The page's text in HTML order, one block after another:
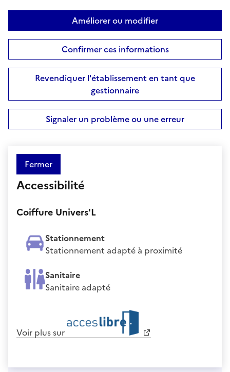
Améliorer ou modifier
Confirmer ces informations
Revendiquer l'établissement en tant que
gestionnaire
Signaler un problème ou une erreur
Fermer
Accessibilité
Coiffure Univers'L
Stationnement
Stationnement adapté à proximité
Sanitaire
Sanitaire adapté
Voir plus sur